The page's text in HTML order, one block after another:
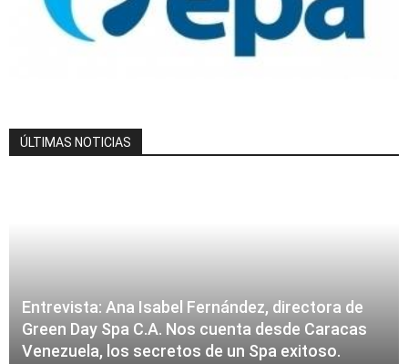
ÚLTIMAS NOTICIAS
Entrevista: Ana Isabel Fernández, directora de
Green Day Spa C.A. Nos cuenta desde Caracas
Venezuela, los secretos de un Spa exitoso.